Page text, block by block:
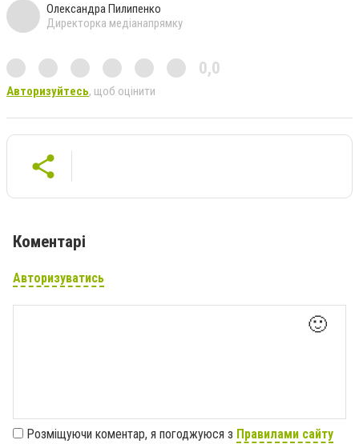
Олександра Пилипенко
Директорка медіанапрямку
0,0
Авторизуйтесь, щоб оцінити
Коментарі
Авторизуватись
🙂
Розміщуючи коментар, я погоджуюся з Правилами сайту